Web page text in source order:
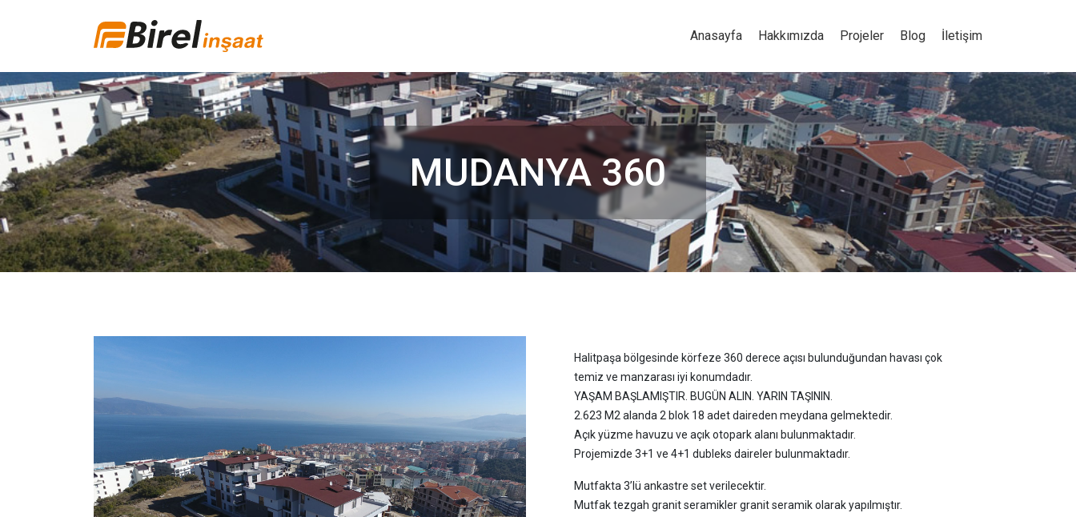
Anasayfa Hakkımızda Projeler Blog İletişim
MUDANYA 360
Halitpaşa bölgesinde körfeze 360 derece açısı bulunduğundan havası çok
temiz ve manzarası iyi konumdadır.
YAŞAM BAŞLAMIŞTIR. BUGÜN ALIN. YARIN TAŞININ.
2.623 M2 alanda 2 blok 18 adet daireden meydana gelmektedir.
Açık yüzme havuzu ve açık otopark alanı bulunmaktadır.
Projemizde 3+1 ve 4+1 dubleks daireler bulunmaktadır.
Mutfakta 3’lü ankastre set verilecektir.
Mutfak tezgah granit seramikler granit seramik olarak yapılmıştır.